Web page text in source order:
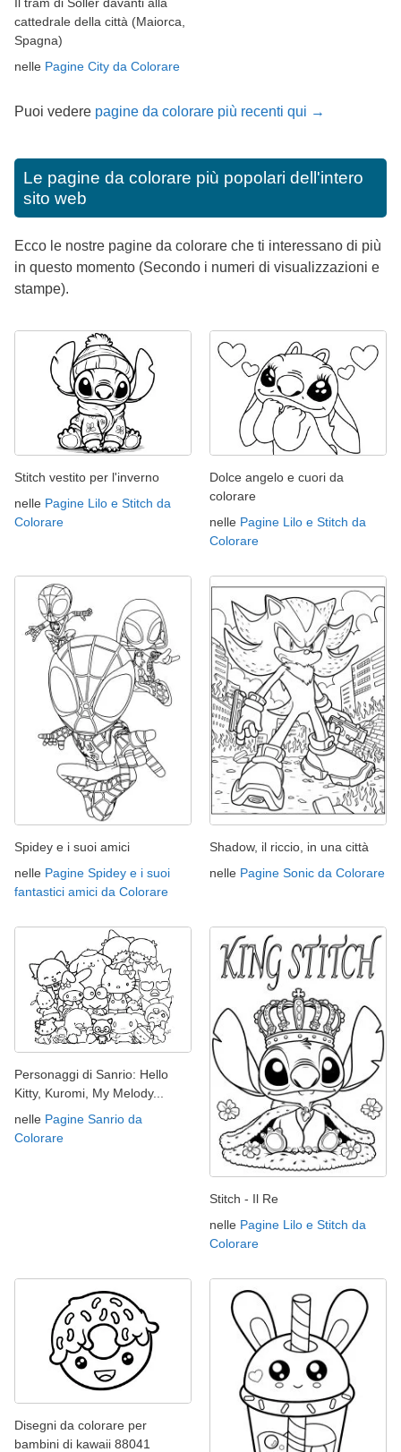
cattedrale della città (Maiorca,
Spagna)
nelle Pagine City da Colorare
Puoi vedere pagine da colorare più recenti qui →
Le pagine da colorare più popolari dell'intero
sito web
Ecco le nostre pagine da colorare che ti interessano di più
in questo momento (Secondo i numeri di visualizzazioni e
stampe).
Stitch vestito per l'inverno
nelle Pagine Lilo e Stitch da
Colorare
Dolce angelo e cuori da
colorare
nelle Pagine Lilo e Stitch da
Colorare
Spidey e i suoi amici
nelle Pagine Spidey e i suoi
fantastici amici da Colorare
Shadow, il riccio, in una città
nelle Pagine Sonic da Colorare
Personaggi di Sanrio: Hello
Kitty, Kuromi, My Melody...
nelle Pagine Sanrio da
Colorare
Stitch - Il Re
nelle Pagine Lilo e Stitch da
Colorare
Disegni da colorare per
bambini di kawaii 88041